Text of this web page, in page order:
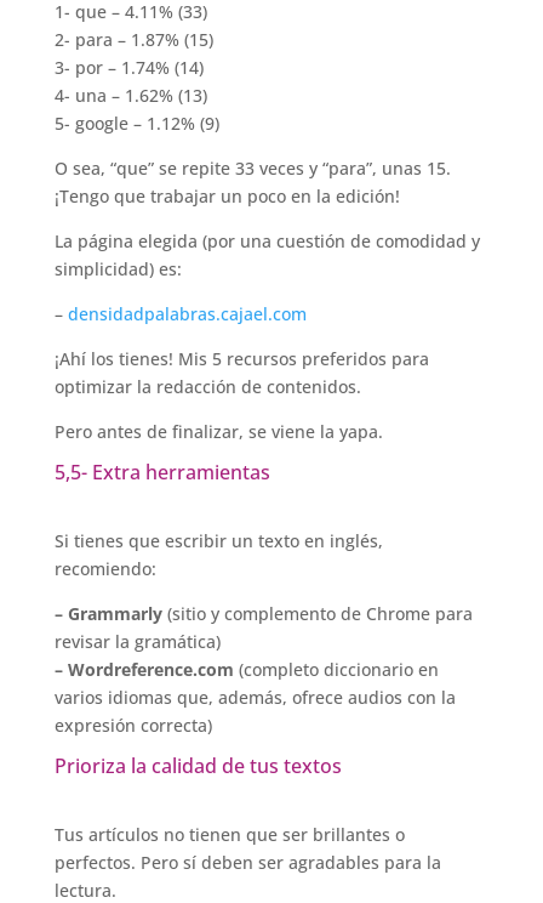
1- que – 4.11% (33)
2- para – 1.87% (15)
3- por – 1.74% (14)
4- una – 1.62% (13)
5- google – 1.12% (9)
O sea, “que” se repite 33 veces y “para”, unas 15.
¡Tengo que trabajar un poco en la edición!
La página elegida (por una cuestión de comodidad y
simplicidad) es:
– densidadpalabras.cajael.com
¡Ahí los tienes! Mis 5 recursos preferidos para
optimizar la redacción de contenidos.
Pero antes de finalizar, se viene la yapa.
5,5- Extra herramientas
Si tienes que escribir un texto en inglés,
recomiendo:
– Grammarly(sitio y complemento de Chrome para
revisar la gramática)
– Wordreference.com (completo diccionario en
varios idiomas que, además, ofrece audios con la
expresión correcta)
Prioriza la calidad de tus textos
Tus artículos no tienen que ser brillantes o
perfectos. Pero sí deben ser agradables para la
lectura.